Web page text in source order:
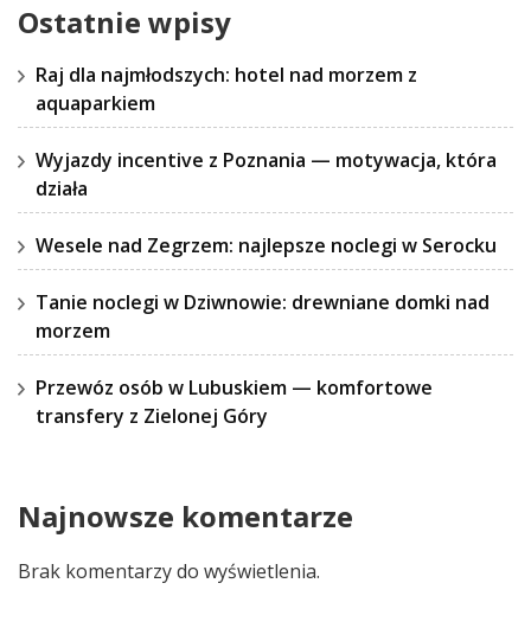
Ostatnie wpisy
Raj dla najmłodszych: hotel nad morzem z
aquaparkiem
Wyjazdy incentive z Poznania — motywacja, która
działa
Wesele nad Zegrzem: najlepsze noclegi w Serocku
Tanie noclegi w Dziwnowie: drewniane domki nad
morzem
Przewóz osób w Lubuskiem — komfortowe
transfery z Zielonej Góry
Najnowsze komentarze
Brak komentarzy do wyświetlenia.